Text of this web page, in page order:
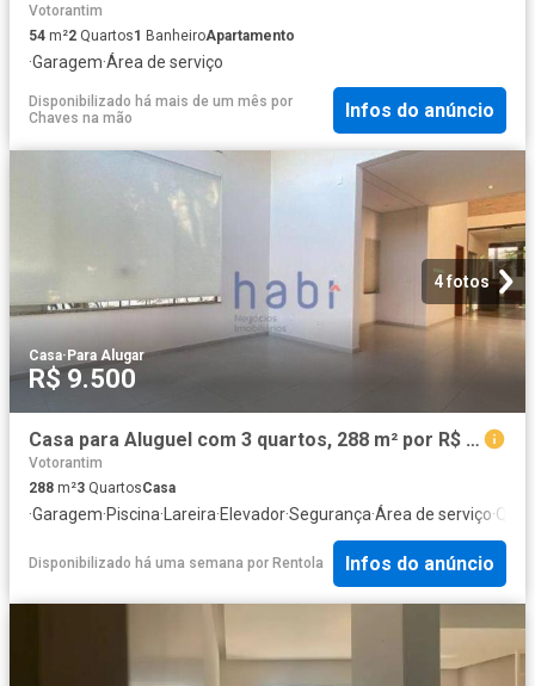
Votorantim
54 m²2 Quartos1 BanheiroApartamento
·Garagem·Área de serviço
Disponibilizado há mais de um mês por
Chaves na mão
Infos do anúncio
4 fotos
Casa· Para Alugar
R$ 9.500
Casa para Aluguel com 3 quartos, 288 m² por R$ 9.500
Votorantim
288 m²3 QuartosCasa
·Garagem·Piscina· Lareira·Elevador·Segurança·Área de serviço·
Disponibilizado há uma semana por Rentola Infos do anúncio